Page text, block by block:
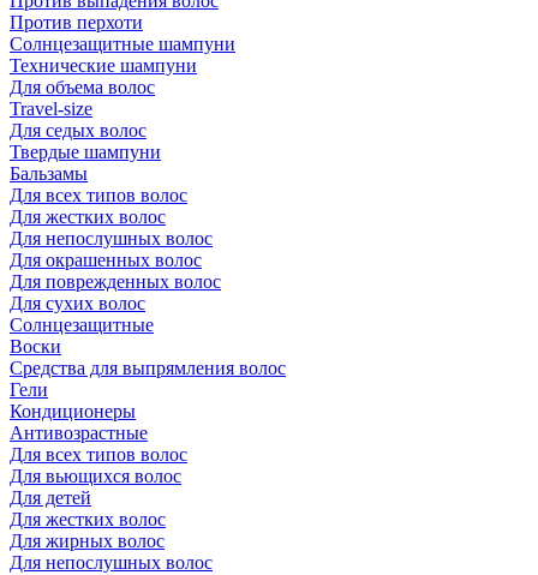
Против перхоти
Солнцезащитные шампуни
Технические шампуни
Для объема волос
Travel-size
Для седых волос
Твердые шампуни
Бальзамы
Для всех типов волос
Для жестких волос
Для непослушных волос
Для окрашенных волос
Для поврежденных волос
Для сухих волос
Солнцезащитные
Воски
Средства для выпрямления волос
Гели
Кондиционеры
Антивозрастные
Для всех типов волос
Для вьющихся волос
Для детей
Для жестких волос
Для жирных волос
Для непослушных волос